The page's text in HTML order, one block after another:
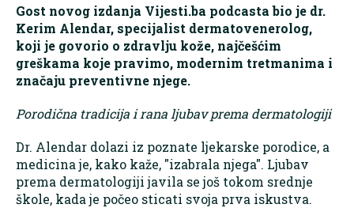
Gost novog izdanja Vijesti.ba podcasta bio je dr.
Kerim Alendar, specijalist dermatovenerolog,
koji je govorio o zdravlju kože, najčešćim
greškama koje pravimo, modernim tretmanima i
značaju preventivne njege.
Porodična tradicija i rana ljubav prema dermatologiji
Dr. Alendar dolazi iz poznate ljekarske porodice, a
medicina je, kako kaže, "izabrala njega". Ljubav
prema dermatologiji javila se još tokom srednje
škole, kada je počeo sticati svoja prva iskustva.